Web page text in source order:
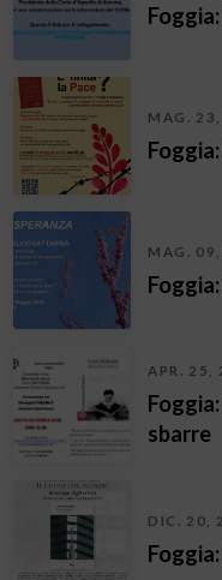
MAG.
MAG.
APR. 25,
sbarre
DIC. 20,